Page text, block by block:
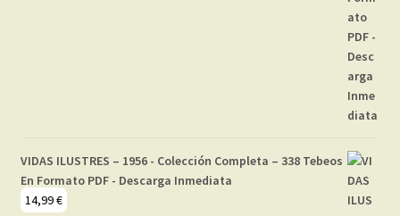
VIDAS ILUSTRES – 1956 - Colección Completa – 338 Tebeos
En Formato PDF - Descarga Inmediata
14,99€